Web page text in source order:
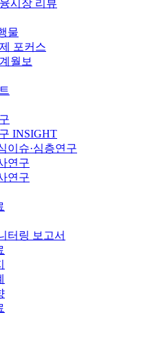
시장 리뷰
물
포커스
월보
INSIGHT
이슈·심층연구
연구
연구
터링 보고서